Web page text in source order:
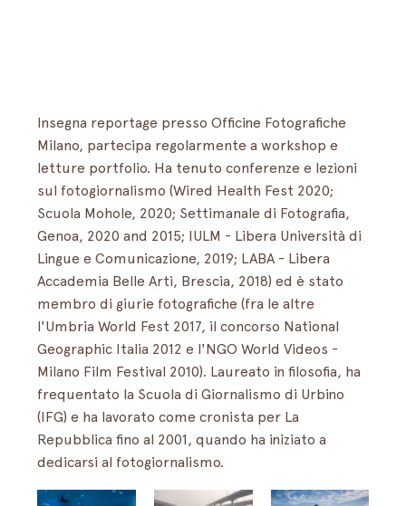
Insegna reportage presso Officine Fotografiche
Milano, partecipa regolarmente a workshop e
letture portfolio. Ha tenuto conferenze e lezioni
sul fotogiornalismo (Wired Health Fest 2020;
Scuola Mohole, 2020; Settimanale di Fotografia,
Genoa, 2020 and 2015; IULM - Libera Università di
Lingue e Comunicazione, 2019; LABA - Libera
Accademia Belle Arti, Brescia, 2018) ed è stato
membro di giurie fotografiche (fra le altre
l'Umbria World Fest 2017, il concorso National
Geographic Italia 2012 e l'NGO World Videos -
Milano Film Festival 2010). Laureato in filosofia, ha
frequentato la Scuola di Giornalismo di Urbino
(IFG) e ha lavorato come cronista per La
Repubblica fino al 2001, quando ha iniziato a
dedicarsi al fotogiornalismo.